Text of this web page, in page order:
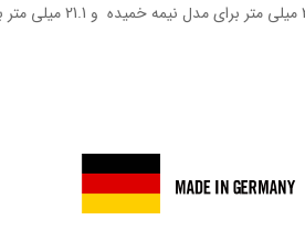
ارتفاع: 17.6 میلی متر برای مدل با